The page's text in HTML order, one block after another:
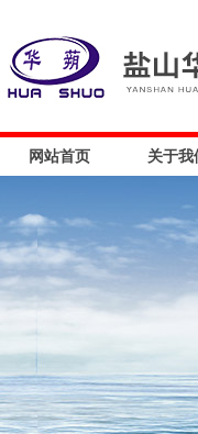
网站首页 关于我